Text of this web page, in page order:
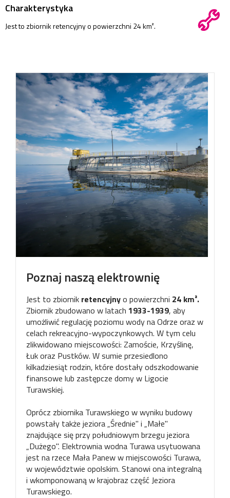
Charakterystyka
Jest to zbiornik retencyjny o powierzchni 24 km².
Poznaj naszą elektrownię
Jest to zbiornik retencyjnyo powierzchni 24 km².
Zbiornik zbudowano w latach 1933-1939, aby
umożliwić regulację poziomu wody na Odrze oraz w
celach rekreacyjno-wypoczynkowych. W tym celu
zlikwidowano miejscowości: Zamoście, Krzyślinę,
Łuk oraz Pustków. W sumie przesiedlono
kilkadziesiąt rodzin, które dostały odszkodowanie
finansowe lub zastępcze domy w Ligocie
Turawskiej.
Oprócz zbiornika Turawskiego w wyniku budowy
powstały także jeziora „Średnie" i „Małe"
znajdujące się przy południowym brzegu jeziora
„Dużego". Elektrownia wodna Turawa usytuowana
jest na rzece Mała Panew w miejscowości Turawa,
w województwie opolskim. Stanowi ona integralną
i wkomponowaną w krajobraz część Jeziora
Turawskiego.